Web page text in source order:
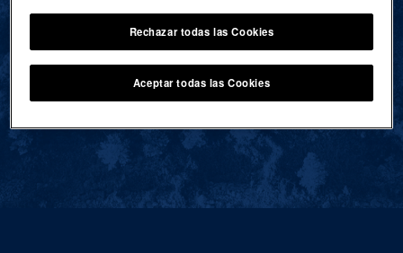
VOLVER AL INICIO
Rechazar todas las Cookies
Aceptar todas las Cookies